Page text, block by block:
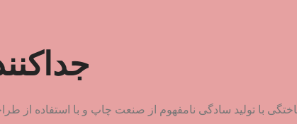
با تولید سادگی نامفهوم از صنعت چاپ و با استفاده از